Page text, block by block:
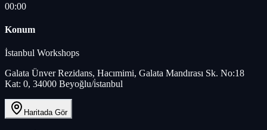
00:00
Konum
İstanbul Workshops
Galata Ünver Rezidans, Hacımimi, Galata Mandırası Sk. No:18
Kat: 0, 34000 Beyoğlu/i̇stanbul
Haritada Gör